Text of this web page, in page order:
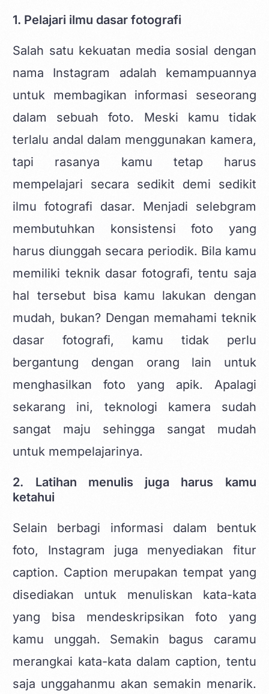
1. Pelajari ilmu dasar fotografi
Salah satu kekuatan media sosial dengan
nama Instagram adalah kemampuannya
untuk membagikan informasi seseorang
dalam sebuah foto. Meski kamu tidak
terlalu andal dalam menggunakan kamera,
tapi rasanya kamu tetap harus
mempelajari secara sedikit demi sedikit
ilmu fotografi dasar. Menjadi selebgram
membutuhkan konsistensi foto yang
harus diunggah secara periodik. Bila kamu
memiliki teknik dasar fotografi, tentu saja
hal tersebut bisa kamu lakukan dengan
mudah, bukan? Dengan memahami teknik
dasar fotografi, kamu tidak perlu
bergantung dengan orang lain untuk
menghasilkan foto yang apik. Apalagi
sekarang ini, teknologi kamera sudah
sangat maju sehingga sangat mudah
untuk mempelajarinya.
2. Latihan menulis juga harus kamu
ketahui
Selain berbagi informasi dalam bentuk
foto, Instagram juga menyediakan fitur
caption. Caption merupakan tempat yang
disediakan untuk menuliskan kata-kata
yang bisa mendeskripsikan foto yang
kamu unggah. Semakin bagus caramu
merangkai kata-kata dalam caption, tentu
saja unggahanmu akan semakin menarik.